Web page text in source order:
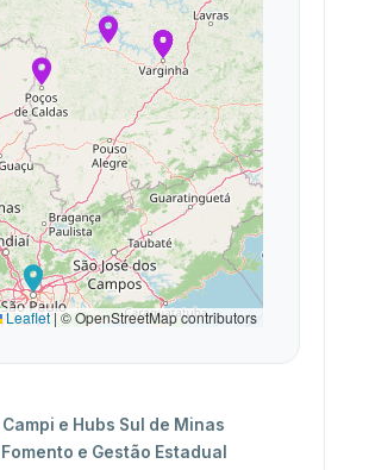
Leaflet|© OpenStreetMap contributors
Campi e Hubs Sul de Minas
Fomento e Gestão Estadual